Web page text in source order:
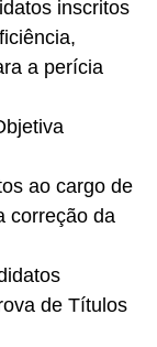
inscritos
a perícia
ao cargo de
correção da
de Títulos